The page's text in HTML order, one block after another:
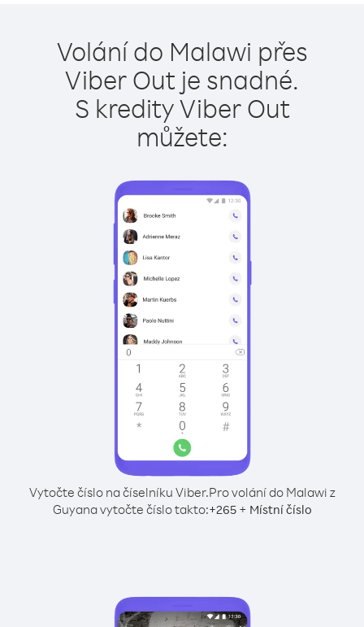
Volání do Malawi přes
Viber Out je snadné.
S kredity Viber Out
můžete:
Vytočte číslo na číselníku Viber.Pro volání do Malawi z
Guyana vytočte číslo takto:+265+ Místní číslo